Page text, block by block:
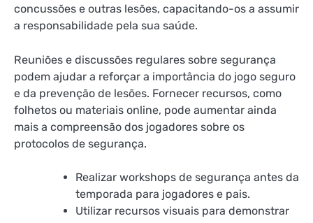
concussões e outras lesões, capacitando-os a assumir
a responsabilidade pela sua saúde.
Reuniões e discussões regulares sobre segurança
podem ajudar a reforçar a importância do jogo seguro
e da prevenção de lesões. Fornecer recursos, como
folhetos ou materiais online, pode aumentar ainda
mais a compreensão dos jogadores sobre os
protocolos de segurança.
Realizar workshops de segurança antes da
temporada para jogadores e pais.
Utilizar recursos visuais para demonstrar